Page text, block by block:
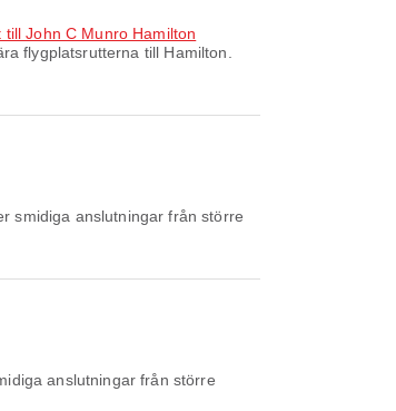
John C Munro Hamilton
flygplatsrutterna till Hamilton.
smidiga anslutningar från större
anslutningar från större